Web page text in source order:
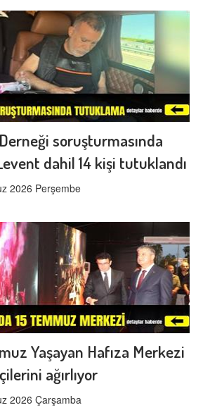
soruşturmasında
dahil 14 kişi tutuklandı
2026 Perşembe
Yaşayan Hafıza Merkezi
ağırlıyor
2026 Çarşamba